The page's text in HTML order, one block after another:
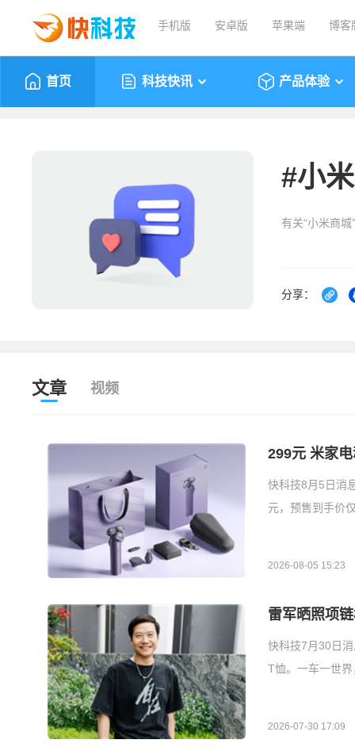
手机版 安卓版 苹果端 博客
首页 科技快讯 产品体验
#小
有关“小米商
分享：
文章 视频
299元 米家
快科技8月5日消
元，预售到手价
2026-08-05 15:23
雷军晒照项
快科技7月30日
T恤。一车一世
2026-07-30 17:09